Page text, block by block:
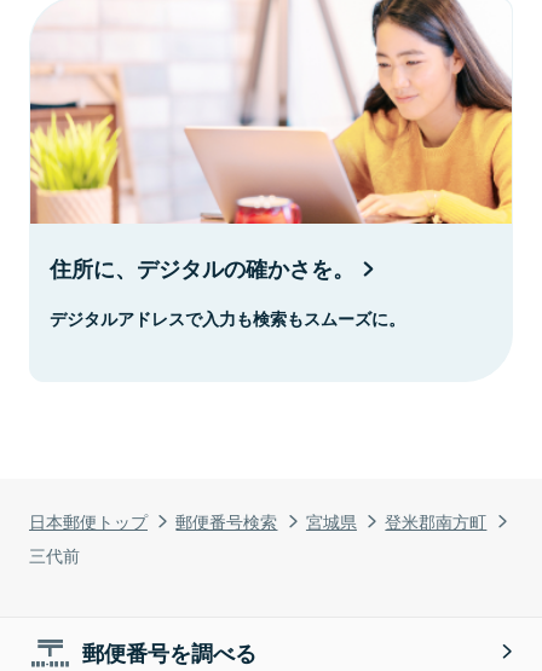
日本郵便トップ 郵便番号検索 宮城県
登米郡南方町
三代前
住所に、デジタルの確かさを。
デジタルアドレスで入力も検索もスムーズに。
郵便番号を調べる